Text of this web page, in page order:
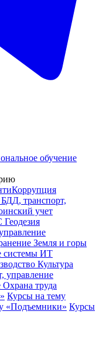
обучение
БДД, транспорт,
учет
Геодезия
Земля и горы
ИТ
Культура
управление
Охрана труда
Курсы на тему
«Подъемники» Курсы